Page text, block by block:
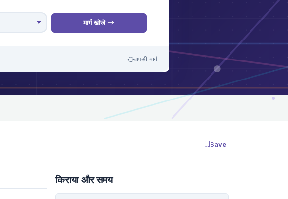
M
मार्ग खोजें
वापसी मार्ग
Save
किराया और समय